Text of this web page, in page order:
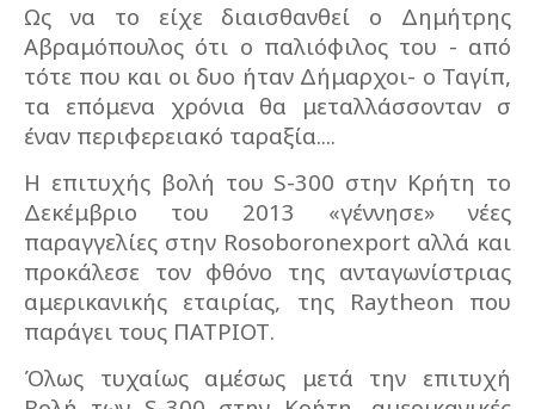
Ως να το είχε διαισθανθεί ο Δημήτρης
Αβραμόπουλος ότι ο παλιόφιλος του - από
τότε που και οι δυο ήταν Δήμαρχοι- ο Ταγίπ,
τα επόμενα χρόνια θα μεταλλάσσονταν σ
έναν περιφερειακό ταραξία....
Η επιτυχής βολή του S-300 στην Κρήτη το
Δεκέμβριο του 2013 «γέννησε» νέες
παραγγελίες στην Rosoboronexport αλλά και
προκάλεσε τον φθόνο της ανταγωνίστριας
αμερικανικής εταιρίας, της Raytheon που
παράγει τους ΠΑΤΡΙΟΤ.
Όλως τυχαίως αμέσως μετά την επιτυχή